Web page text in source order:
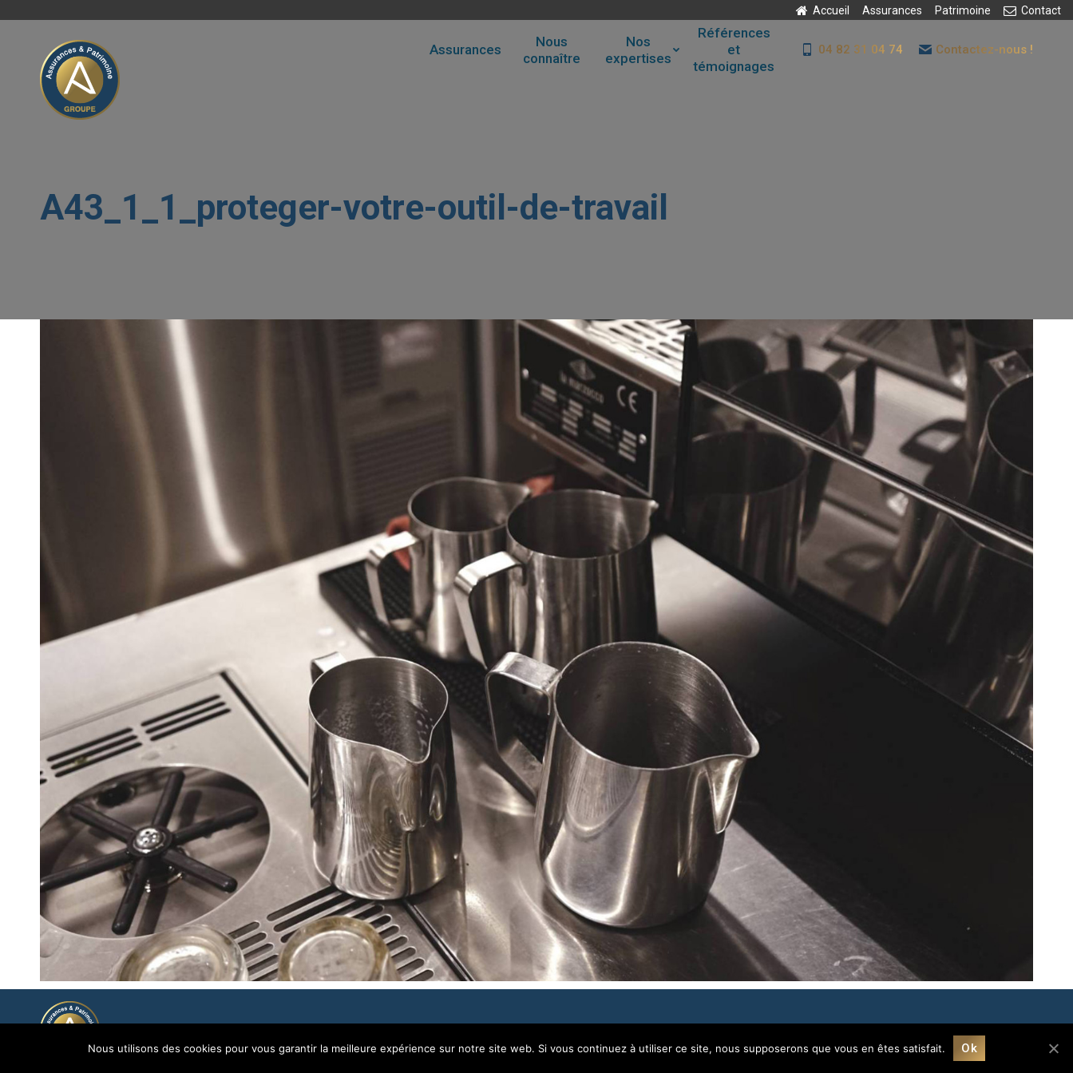
Accueil Assurances Patrimoine Contact
Assurances
Nous
connaître
Nos
expertises
Références
et
témoignages
04 82 31 04 74 Contactez-nous !
A43_1_1_proteger-votre-outil-de-travail
Nous utilisons des cookies pour vous garantir la meilleure expérience sur notre site web. Si vous continuez à utiliser ce site, nous supposerons que vous en êtes satisfait.
Ok